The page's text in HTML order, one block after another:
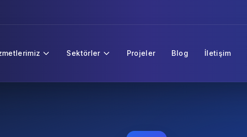
Sektörler Projeler Blog İletişim